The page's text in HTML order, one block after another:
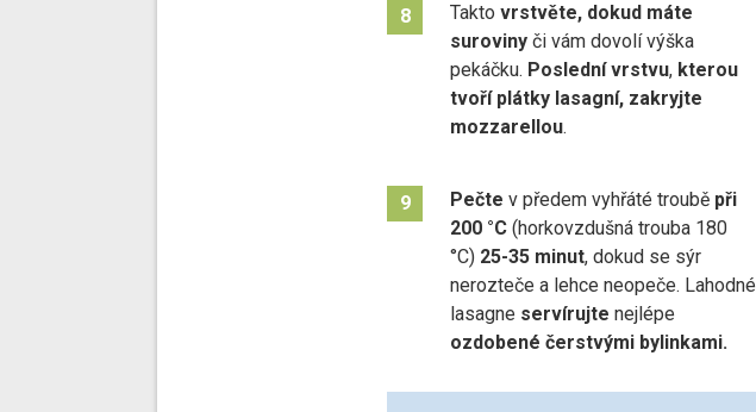
8 Takto vrstvěte, dokud máte
surovinyči vám dovolí výška
pekáčku. Poslední vrstvu, kterou
tvoří plátky lasagní, zakryjte
mozzarellou.
9 Pečte v předem vyhřáté troubě při
200 °C (horkovzdušná trouba 180
°C) 25-35 minut, dokud se sýr
nerozteče a lehce neopeče. Lahodné
lasagne servírujte nejlépe
ozdobené čerstvými bylinkami.